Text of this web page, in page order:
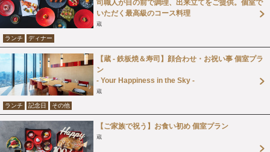
司職人が目の前で調理、出来立てをご提供。個室で
いただく最高級のコース料理
蔵
ランチ ディナー
【蔵 - 鉄板焼＆寿司】顔合わせ・お祝い事 個室プラ
ン
- Your Happiness in the Sky -
蔵
ランチ 記念日 その他
【ご家族で祝う】お食い初め 個室プラン
蔵